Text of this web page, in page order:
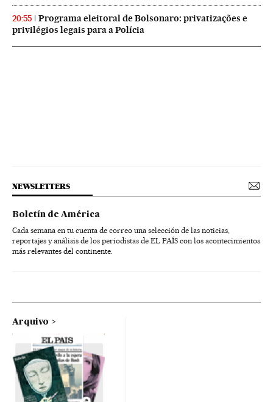
20:55
Programa eleitoral de Bolsonaro: privatizações e
privilégios legais para a Polícia
NEWSLETTERS
Boletín de América
Cada semana en tu cuenta de correo una selección de las noticias,
reportajes y análisis de los periodistas de EL PAÍS con los acontecimientos
más relevantes del continente.
Arquivo